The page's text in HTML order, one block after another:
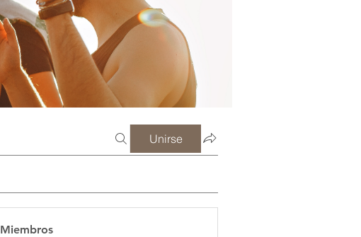
Unirse
Miembros